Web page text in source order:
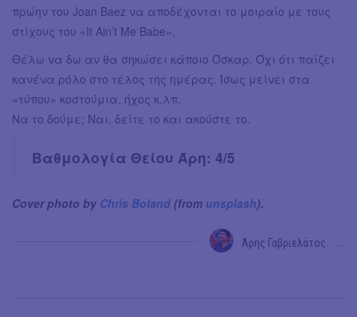
πρώην του Joan Baez να αποδέχονται το μοιραίο με τους
στίχους του «It Ain’t Me Babe».
Θέλω να δω αν θα σηκώσει κάποιο Όσκαρ. Όχι ότι παίζει
κανένα ρόλο στο τέλος της ημέρας. Ίσως μείνει στα
«τύπου» κοστούμια, ήχος κ.λπ.
Να το δούμε; Ναι, δείτε το και ακούστε το.
Βαθμολογία Θείου Άρη: 4/5
Cover photo by Chris Boland (from unsplash).
Άρης Γαβριελάτος